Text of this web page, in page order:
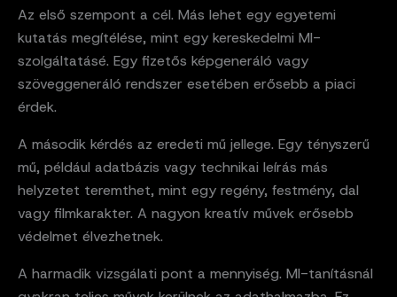
Az első szempont a cél. Más lehet egy egyetemi
kutatás megítélése, mint egy kereskedelmi MI-
szolgáltatásé. Egy fizetős képgeneráló vagy
szöveggeneráló rendszer esetében erősebb a piaci
érdek.
A második kérdés az eredeti mű jellege. Egy tényszerű
mű, például adatbázis vagy technikai leírás más
helyzetet teremthet, mint egy regény, festmény, dal
vagy filmkarakter. A nagyon kreatív művek erősebb
védelmet élvezhetnek.
A harmadik vizsgálati pont a mennyiség. MI-tanításnál